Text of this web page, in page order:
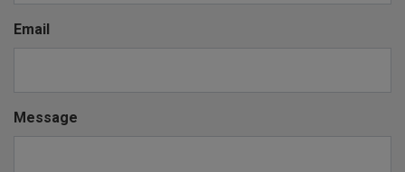
Email
Message